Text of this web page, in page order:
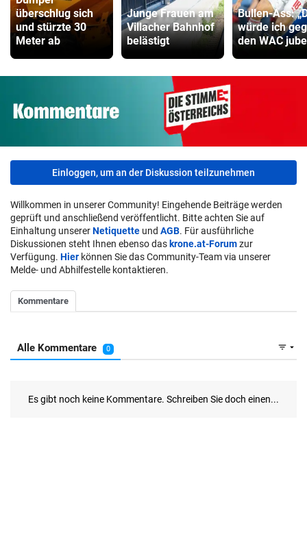
überschlug sich
und stürzte 30
Meter ab
Junge Frauen am
Villacher Bahnhof
belästigt
Bullen-Ass:
würde ich
den WAC
Einloggen, um an der Diskussion teilzunehmen
Willkommen in unserer Community! Eingehende Beiträge werden
geprüft und anschließend veröffentlicht. Bitte achten Sie auf
Einhaltung unsererNetiquette und AGB. Für ausführliche
Diskussionen steht Ihnen ebenso das krone.at-Forumzur
Verfügung. Hier können Sie das Community-Team via unserer
Melde- und Abhilfestelle kontaktieren.